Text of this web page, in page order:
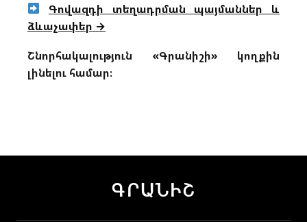
Գովազդի տեղադրման պայմաններ և
ձևաչափեր →
Շնորհակալություն «Գրանիշի» կողքին
լինելու համար։
ԳՐԱՆԻՇ